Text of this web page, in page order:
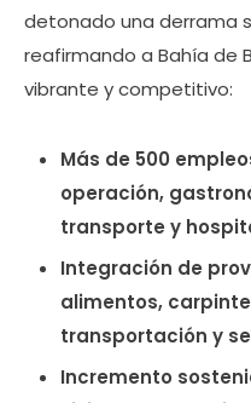
detonado una derrama
reafirmando a Bahía de
vibrante y competitivo:
Más de 500
operación,
transporte y
Integración de
alimentos,
transportación y
Incremento